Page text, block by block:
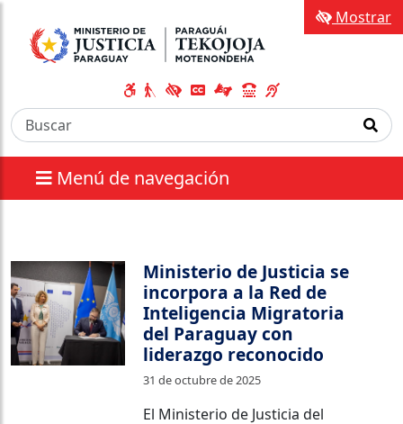
Menú de navegación
Mostrar
Ministerio de Justicia se
incorpora a la Red de
Inteligencia Migratoria
del Paraguay con
liderazgo reconocido
31 de octubre de 2025
El Ministerio de Justicia del